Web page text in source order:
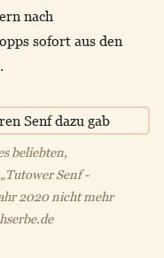
nach
sofort aus den
beliebten,
Senf -
2020 nicht mehr